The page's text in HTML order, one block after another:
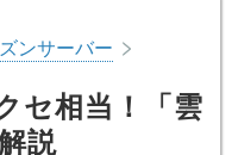
ンサーバー >
セ相当！「雲
説